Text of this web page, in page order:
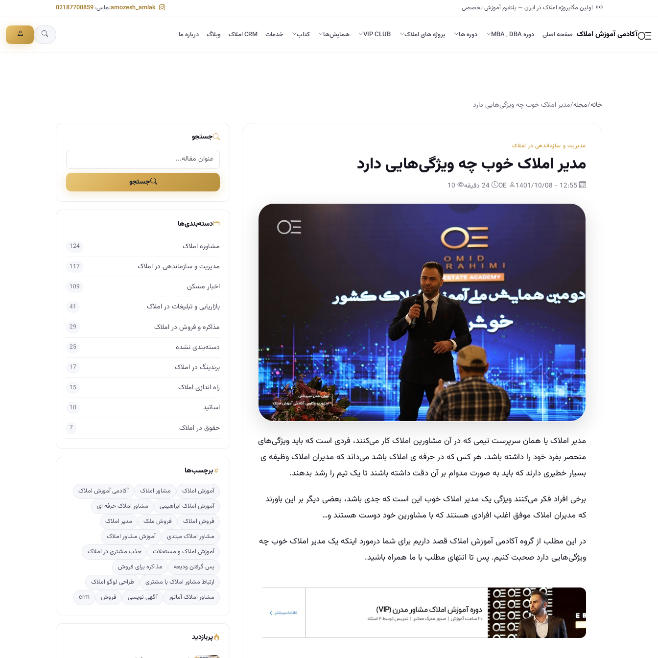
اولین مگاپروژه املاک در ایران — پلتفرم آموزش تخصصی تماس: 02187700859
آکادمی آموزش املاک صفحه اصلی دوره MBA , DBA دوره ها پروژه های املاک VIP CLUB همایش‌ها کتاب خدمات CRM املاک وبلاگ درباره ما
خانه/مجله/مدیر املاک خوب چه ویژگی‌هایی دارد
مدیریت و سازماندهی در املاک
مدیر املاک خوب چه ویژگی‌هایی دارد
مدیر املاک یا همان سرپرست تیمی که در آن مشاورین املاک کار می‌کنند، فردی است که باید ویژگی‌های
منحصر بفرد خود را داشته باشد. هر کس که در حرفه ی ‌املاک باشد می‌داند که مدیران املاک وظیفه­ ی‌
بسیار خطیری دارند که باید به صورت مدوام بر آن دقت داشته باشند تا یک تیم را رشد بدهند.
برخی افراد فکر می‌کنند ویژگی یک مدیر املاک خوب این است که جدی باشد، بعضی دیگر بر این باورند
که مدیران املاک موفق اغلب افرادی هستند که با مشاورین خود دوست هستند و…
در این مطلب از گروه آکادمی آموزش املاک قصد داریم برای شما درمورد اینکه یک مدیر املاک خوب چه
ویژگی‌هایی دارد صحبت کنیم. پس تا انتهای مطلب با ما همراه باشید.
جستجو
جستجو
دسته‌بندی‌ها
مشاوره املاک 124
مدیریت و سازماندهی در املاک 117
اخبار مسکن 109
بازاریابی و تبلیغات در املاک 41
مذاکره و فروش در املاک 29
دسته‌بندی نشده 25
برندینگ در املاک 17
راه اندازی املاک 15
اساتید 10
حقوق در املاک 7
برچسب‌ها
آموزش املاک مشاور املاک
آکادمی آموزش املاک
آموزش املاک ابراهیمی
مشاور املاک حرفه ای
فروش املاک
فروش ملک
مدیر املاک
مشاور املاک مبتدی
آموزش مشاور املاک
آموزش املاک و مستغلات
جذب مشتری در املاک
پس گرفتن ودیعه
مذاکره برای فروش
ارتباط مشاور املاک با مشتری
طراحی لوگو املاک
مشاور املاک آماتور
آگهی نویسی فروش crm
پربازدید